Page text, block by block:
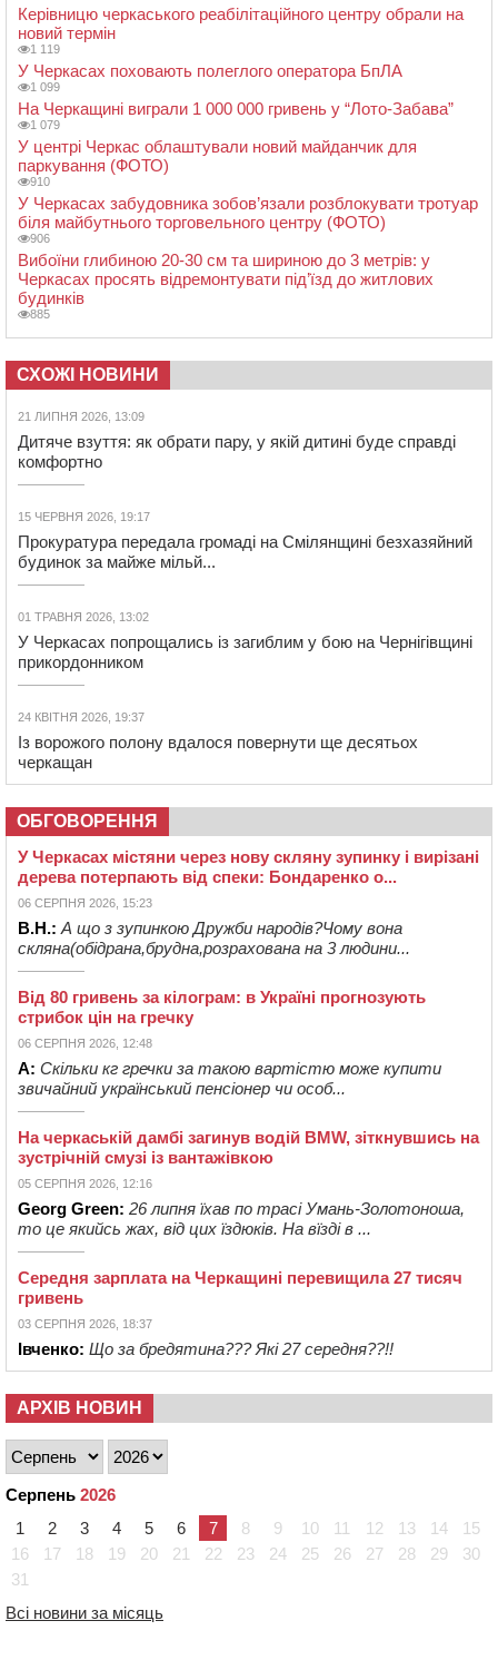
Керівницю черкаського реабілітаційного центру обрали на
новий термін
1 119
У Черкасах поховають полеглого оператора БпЛА
1 099
На Черкащині виграли 1 000 000 гривень у “Лото-Забава”
1 079
У центрі Черкас облаштували новий майданчик для
паркування (ФОТО)
910
У Черкасах забудовника зобов’язали розблокувати тротуар
біля майбутнього торговельного центру (ФОТО)
906
Вибоїни глибиною 20-30 см та шириною до 3 метрів: у
Черкасах просять відремонтувати під’їзд до житлових
будинків
885
СХОЖІ НОВИНИ
21 ЛИПНЯ 2026, 13:09
Дитяче взуття: як обрати пару, у якій дитині буде справді
комфортно
15 ЧЕРВНЯ 2026, 19:17
Прокуратура передала громаді на Смілянщині безхазяйний
будинок за майже мільй...
01 ТРАВНЯ 2026, 13:02
У Черкасах попрощались із загиблим у бою на Чернігівщині
прикордонником
24 КВІТНЯ 2026, 19:37
Із ворожого полону вдалося повернути ще десятьох
черкащан
ОБГОВОРЕННЯ
У Черкасах містяни через нову скляну зупинку і вирізані
дерева потерпають від спеки: Бондаренко о...
06 СЕРПНЯ 2026, 15:23
В.Н.: А що з зупинкою Дружби народів?Чому вона
скляна(обідрана,брудна,розрахована на 3 людини...
Від 80 гривень за кілограм: в Україні прогнозують
стрибок цін на гречку
06 СЕРПНЯ 2026, 12:48
А: Скільки кг гречки за такою вартістю може купити
звичайний український пенсіонер чи особ...
На черкаській дамбі загинув водій BMW, зіткнувшись на
зустрічній смузі із вантажівкою
05 СЕРПНЯ 2026, 12:16
Georg Green: 26 липня їхав по трасі Умань-Золотоноша,
то це якийсь жах, від цих їздюків. На вїзді в ...
Середня зарплата на Черкащині перевищила 27 тисяч
гривень
03 СЕРПНЯ 2026, 18:37
Івченко: Що за бредятина??? Які 27 середня??!!
АРХІВ НОВИН
Серпень 2026
1
2 3 4 5 6 7 8 9 10 11 12 13 14
15
16
17 18 19 20 21 22 23 24 25 26 27 28 29
30
31
Всі новини за місяць